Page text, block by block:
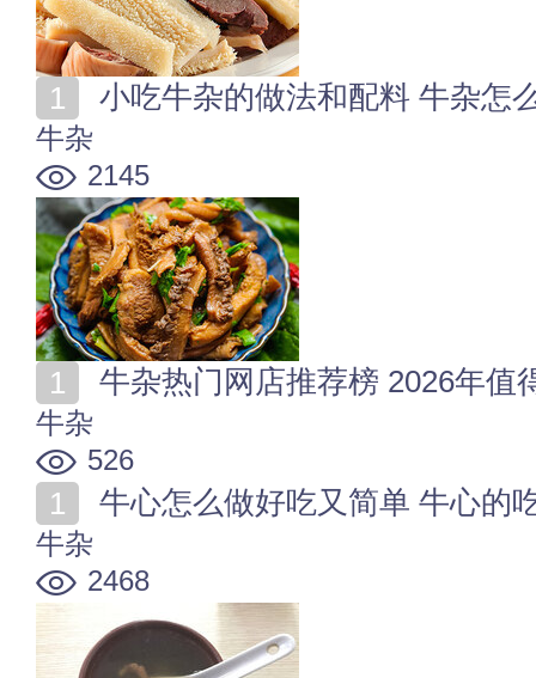
小吃牛杂的做法和配料 牛杂怎
牛杂
2145
牛杂热门网店推荐榜 2026年值
牛杂
526
牛心怎么做好吃又简单 牛心的
牛杂
2468